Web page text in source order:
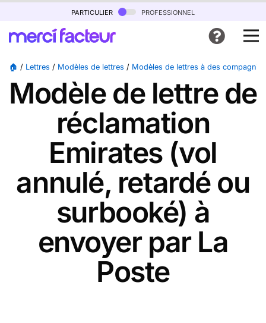
particulier professionnel
🏠 / Lettres / Modèles de lettres / Modèles de lettres à des
Modèle de lettre de
réclamation
Emirates (vol
annulé, retardé ou
surbooké) à
envoyer par La
Poste